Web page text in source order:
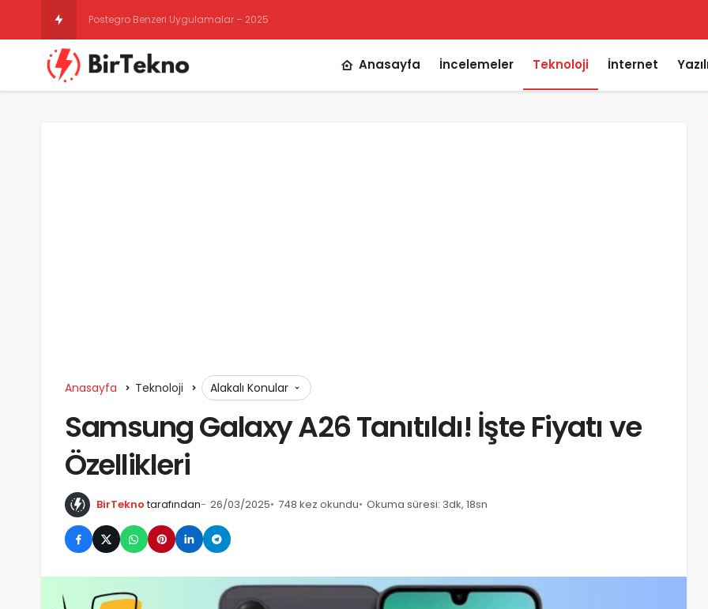
Instagram Gizli Hesap Görme
Anasayfa İncelemeler Teknoloji İnternet
Anasayfa Teknoloji Alakalı Konular
Samsung Galaxy A26 Tanıtıldı! İşte Fiyatı ve
Özellikleri
BirTekno tarafından 26/03/2025 748 kez okundu Okuma süresi: 3dk, 18sn